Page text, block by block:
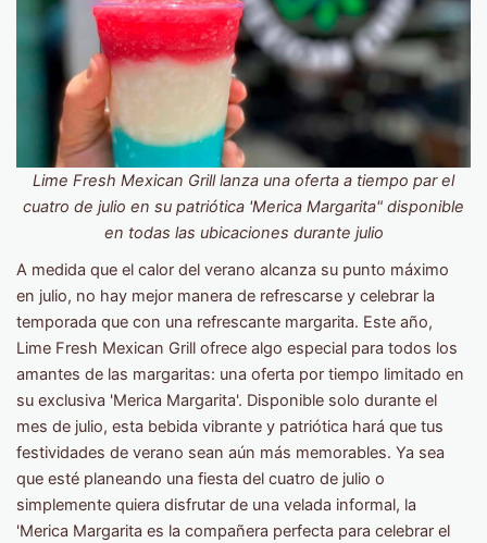
Lime Fresh Mexican Grill lanza una oferta a tiempo par el
cuatro de julio en su patriótica 'Merica Margarita" disponible
en todas las ubicaciones durante julio
A medida que el calor del verano alcanza su punto máximo
en julio, no hay mejor manera de refrescarse y celebrar la
temporada que con una refrescante margarita. Este año,
Lime Fresh Mexican Grill ofrece algo especial para todos los
amantes de las margaritas: una oferta por tiempo limitado en
su exclusiva 'Merica Margarita'. Disponible solo durante el
mes de julio, esta bebida vibrante y patriótica hará que tus
festividades de verano sean aún más memorables. Ya sea
que esté planeando una fiesta del cuatro de julio o
simplemente quiera disfrutar de una velada informal, la
'Merica Margarita es la compañera perfecta para celebrar el